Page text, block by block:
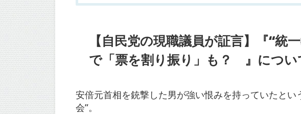
【自民党の現職議員が証言】『“
で「票を割り振り」も？ 』につ
安倍元首相を銃撃した男が強い恨みを持っていたと
会”。